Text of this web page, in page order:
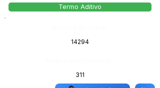
Termo Aditivo
14294
311